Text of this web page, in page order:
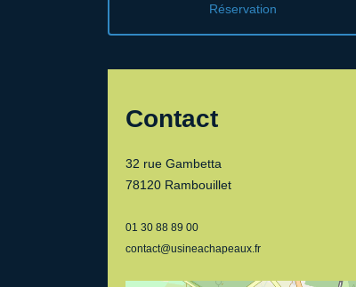
Réservation
Contact
32 rue Gambetta
78120 Rambouillet
01 30 88 89 00
contact@usineachapeaux.fr